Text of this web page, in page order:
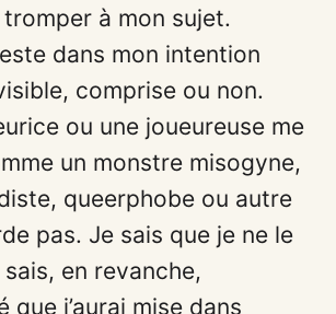
à mon sujet.
dans mon intention
comprise ou non.
ou une joueureuse me
un monstre misogyne,
queerphobe ou autre
pas. Je sais que je ne le
en revanche,
que j’aurai mise dans